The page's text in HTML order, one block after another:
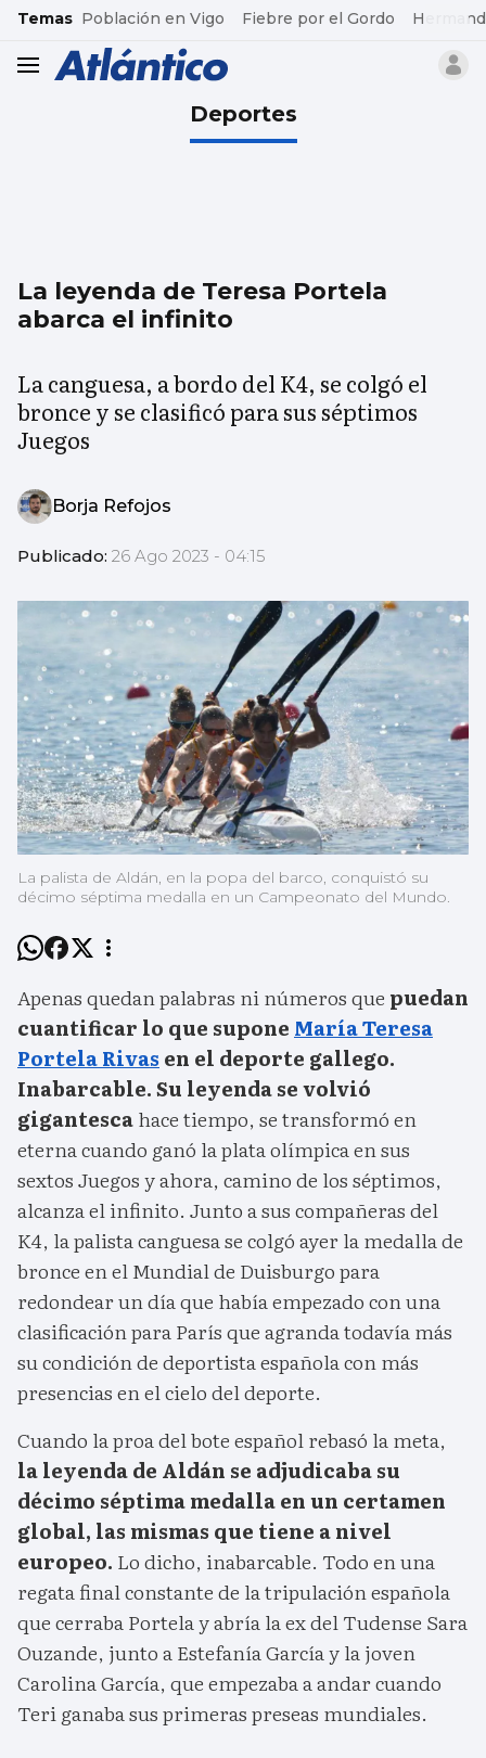
common.go-to-content
Temas Población en Vigo Fiebre por el Gordo
header.menu.open
Deportes
La leyenda de Teresa Portela
abarca el infinito
La canguesa, a bordo del K4, se colgó el
bronce y se clasificó para sus séptimos
Juegos
Borja Refojos
Publicado: 26 Ago 2023 - 04:15
La palista de Aldán, en la popa del barco, conquistó su
décimo séptima medalla en un Campeonato del Mundo.
Apenas quedan palabras ni números que puedan
cuantificar lo que supone María Teresa
Portela Rivas en el deporte gallego.
Inabarcable. Su leyenda se volvió
gigantescahace tiempo, se transformó en
eterna cuando ganó la plata olímpica en sus
sextos Juegos y ahora, camino de los séptimos,
alcanza el infinito. Junto a sus compañeras del
K4, la palista canguesa se colgó ayer la medalla de
bronce en el Mundial de Duisburgo para
redondear un día que había empezado con una
clasificación para París que agranda todavía más
su condición de deportista española con más
presencias en el cielo del deporte.
Cuando la proa del bote español rebasó la meta,
la leyenda de Aldán se adjudicaba su
décimo séptima medalla en un certamen
global, las mismas que tiene a nivel
europeo. Lo dicho, inabarcable. Todo en una
regata final constante de la tripulación española
que cerraba Portela y abría la ex del Tudense Sara
Ouzande, junto a Estefanía García y la joven
Carolina García, que empezaba a andar cuando
Teri ganaba sus primeras preseas mundiales.